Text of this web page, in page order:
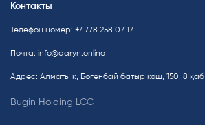
Контакты
Телефон номер: +7 778 258 07 17
Почта: info@daryn.online
Адрес: Алматы қ, Бөгенбай батыр көш, 150, 8 қаб
Bugin Holding LCC